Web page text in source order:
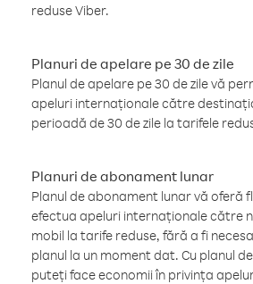
reduse Viber.
Planuri de apelare pe 30 de zile
Planul de apelare pe 30 de zile vă
apeluri internaționale către
perioadă de 30 de zile la tarifele
Planuri de abonament lunar
Planul de abonament lunar vă oferă
efectua apeluri internaționale către
mobil la tarife reduse, fără a fi
planul la un moment dat. Cu planul
puteți face economii în privința